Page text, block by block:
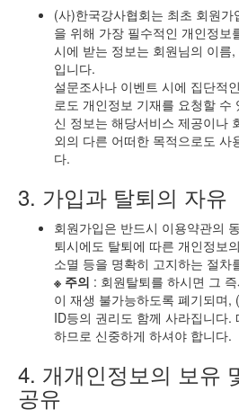
(사)한국강사협회는 최초 회원
을 위해 가장 필수적인 개인정보
시에 받는 정보는 회원님의 이름
입니다.
설문조사나 이벤트 시에 집단적
로도 개인정보 기재를 요청할 수
신 정보는 해당서비스 제공이나
외의 다른 어떠한 목적으로도 사
다.
3. 가입과 탈퇴의 자유
회원가입은 반드시 이용약관의
퇴시에도 탈퇴에 따른 개인정보
소멸 등을 명확히 고지하는 절차
※ 주의 : 회원탈퇴를 하시면 그
이 재생 불가능하도록 폐기되며,
ID등의 권리도 함께 사라집니다.
하므로 신중하게 하셔야 합니다.
4. 개개인정보의 보유
공유